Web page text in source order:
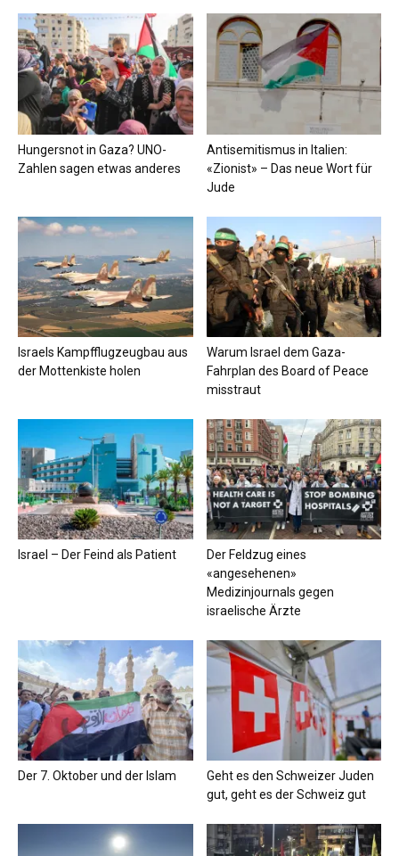
Hungersnot in Gaza? UNO-
Zahlen sagen etwas anderes
Antisemitismus in Italien:
«Zionist» – Das neue Wort für
Jude
Israels Kampfflugzeugbau aus
der Mottenkiste holen
Warum Israel dem Gaza-
Fahrplan des Board of Peace
misstraut
Israel – Der Feind als Patient
Der Feldzug eines
«angesehenen»
Medizinjournals gegen
israelische Ärzte
Der 7. Oktober und der Islam
Geht es den Schweizer Juden
gut, geht es der Schweiz gut